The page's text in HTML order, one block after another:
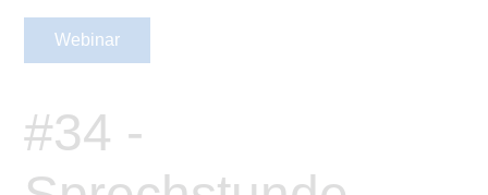
Webinar
#34 -